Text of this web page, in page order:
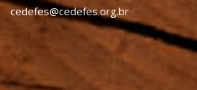
cedefes@cedefes.org.br